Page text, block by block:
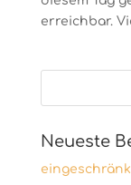
erreichbar.
Neueste